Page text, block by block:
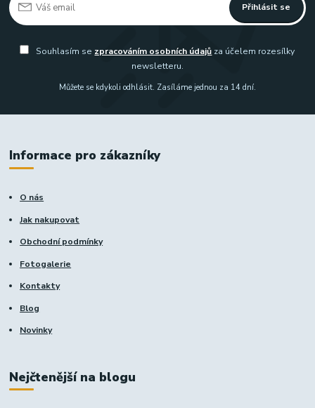
Přihlásit se
Souhlasím se zpracováním osobních údajů za účelem rozesílky
newsletteru.
Můžete se kdykoli odhlásit. Zasíláme jednou za 14 dní.
Informace pro zákazníky
O nás
Jak nakupovat
Obchodní podmínky
Fotogalerie
Kontakty
Blog
Novinky
Nejčtenější na blogu